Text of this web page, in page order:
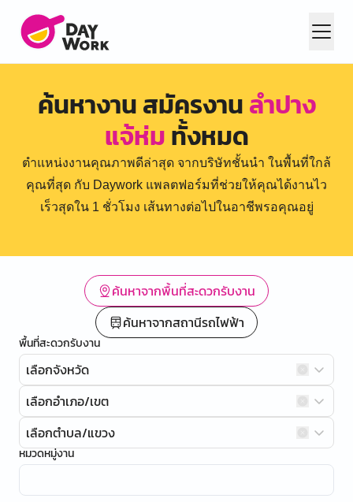
ค้นหางาน สมัครงานลำปาง
แจ้ห่มทั้งหมด
ตำแหน่งงานคุณภาพดีล่าสุด จากบริษัทชั้นนำ ในพื้นที่ใกล้
คุณที่สุด กับ Daywork แพลตฟอร์มที่ช่วยให้คุณได้งานไว
เร็วสุดใน 1 ชั่วโมง เส้นทางต่อไปในอาชีพรอคุณอยู่
ค้นหาจากพื้นที่สะดวกรับงาน
ค้นหาจากสถานีรถไฟฟ้า
พื้นที่สะดวกรับงาน
เลือกจังหวัด
เลือกอำเภอ/เขต
เลือกตำบล/แขวง
หมวดหมู่งาน